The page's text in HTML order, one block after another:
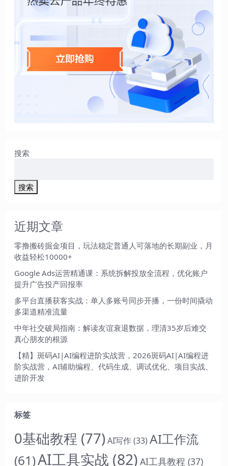
搜索
搜索
近期文章
零撸搬砖掘金项目，玩法稳定普通人可落地的长期副业，月
收益轻松10000+
Google Ads运营精通课：系统拆解投放全流程，优化账户
提升广告投产回报率
多平台直播获客实战：单人多账号同步开播，一份时间撬动
多渠道精准流量
中年社交破局指南：解读友谊衰退数据，理清35岁后难交
真心朋友的根源
【精】斑码AI|AI编程进阶实战营，2026斑码AI|AI编程进
阶实战营，AI辅助编程、代码生成、调试优化、项目实战、
进阶开发
标签
0基础教程 (77) AI写作(33)AI工作流
(61)AI工具实战 (82) AI工具教程 (37)